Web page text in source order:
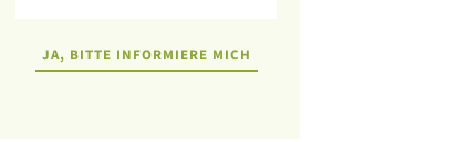
JA, BITTE INFORMIERE MICH